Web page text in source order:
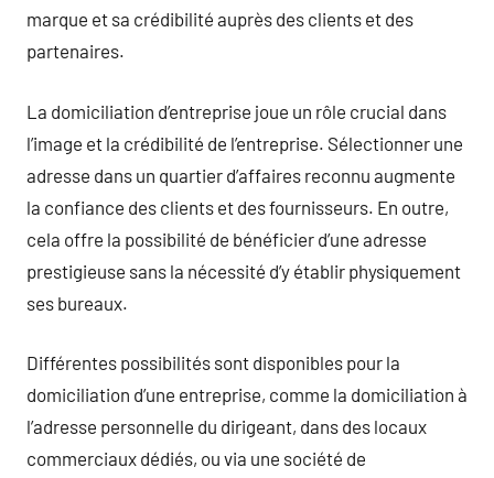
marque et sa crédibilité auprès des clients et des
partenaires.
La domiciliation d’entreprise joue un rôle crucial dans
l’image et la crédibilité de l’entreprise. Sélectionner une
adresse dans un quartier d’affaires reconnu augmente
la confiance des clients et des fournisseurs. En outre,
cela offre la possibilité de bénéficier d’une adresse
prestigieuse sans la nécessité d’y établir physiquement
ses bureaux.
Différentes possibilités sont disponibles pour la
domiciliation d’une entreprise, comme la domiciliation à
l’adresse personnelle du dirigeant, dans des locaux
commerciaux dédiés, ou via une société de